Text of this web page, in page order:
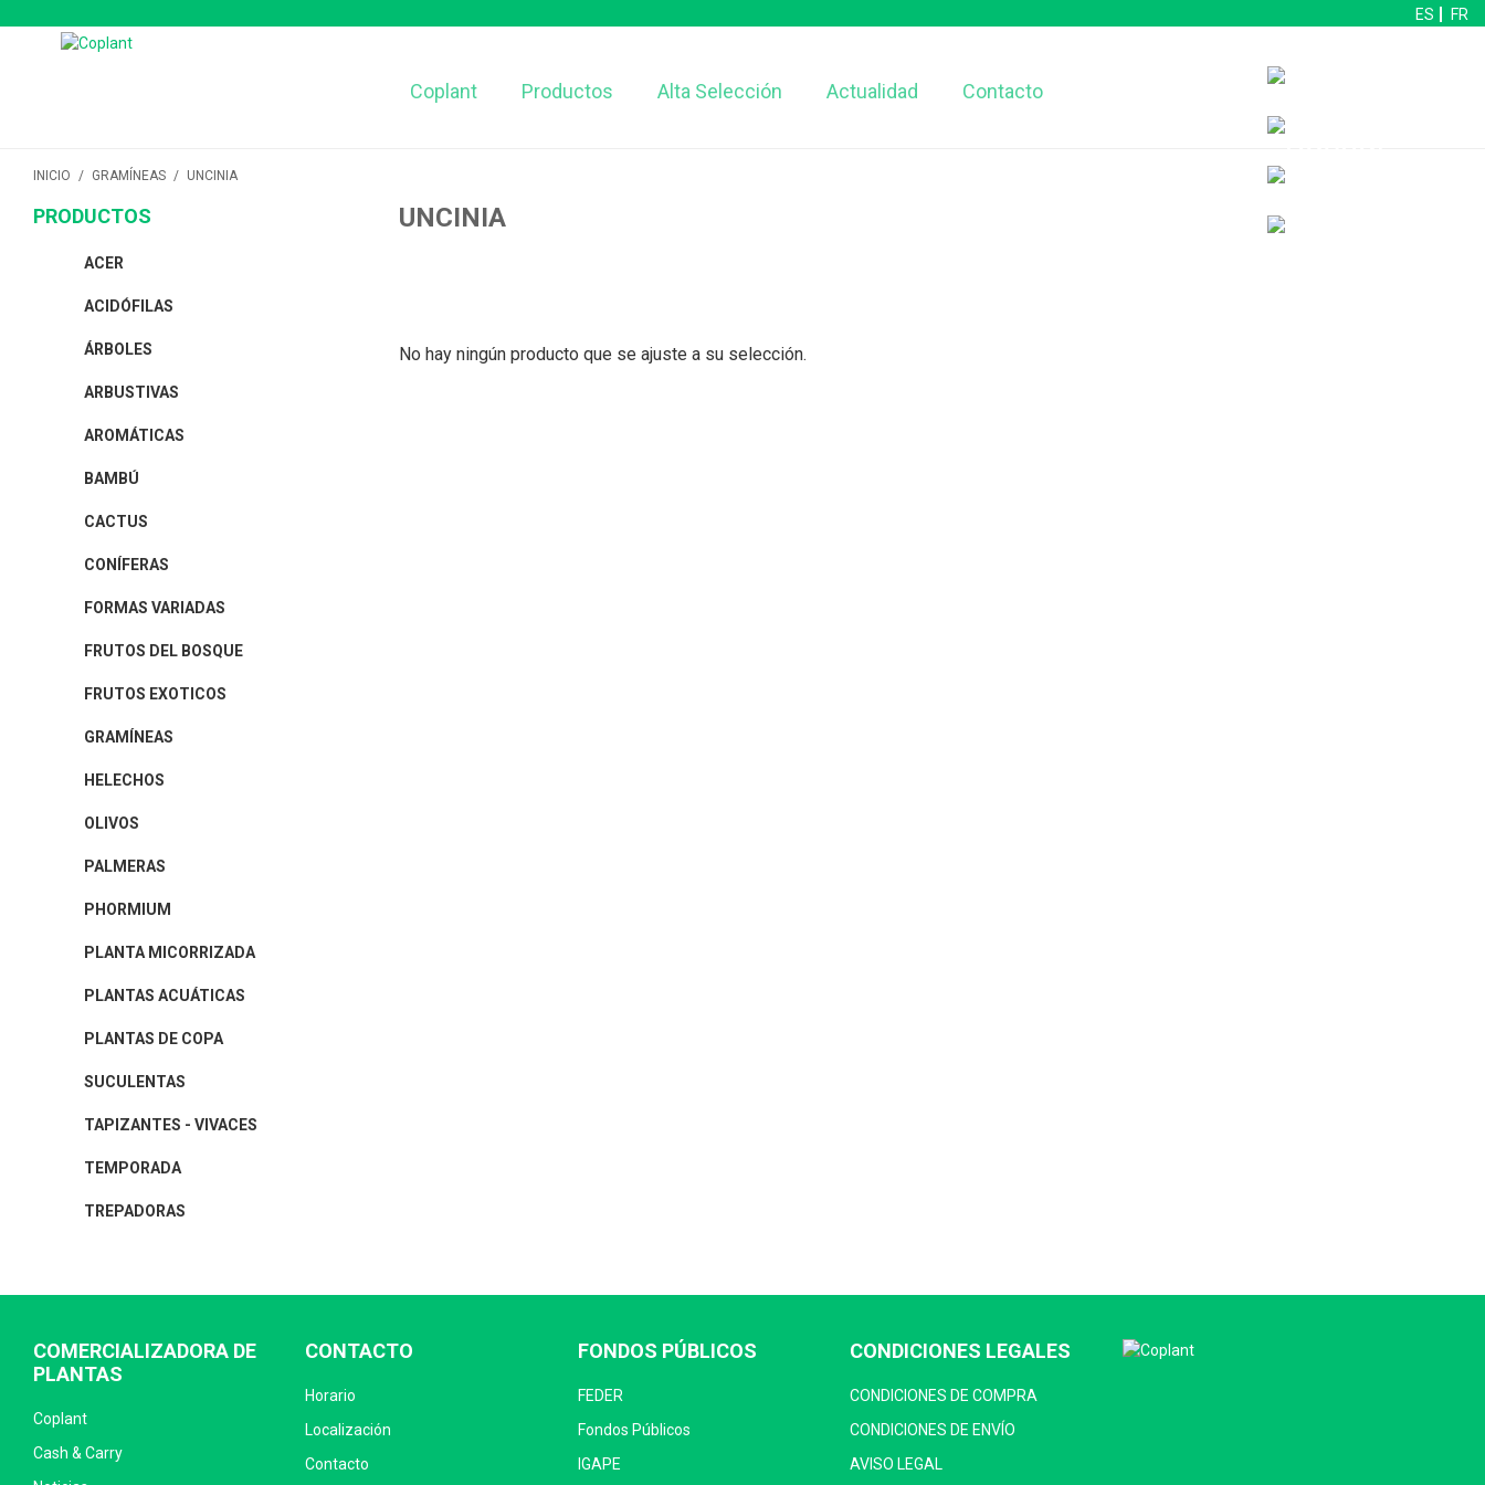
ES FR
Coplant Productos Alta Selección Actualidad Contacto
INICIO / GRAMÍNEAS / UNCINIA
UNCINIA
No hay ningún producto que se ajuste a su selección.
PRODUCTOS
ACER
ACIDÓFILAS
ÁRBOLES
ARBUSTIVAS
AROMÁTICAS
BAMBÚ
CACTUS
CONÍFERAS
FORMAS VARIADAS
FRUTOS DEL BOSQUE
FRUTOS EXOTICOS
GRAMÍNEAS
HELECHOS
OLIVOS
PALMERAS
PHORMIUM
PLANTA MICORRIZADA
PLANTAS ACUÁTICAS
PLANTAS DE COPA
SUCULENTAS
TAPIZANTES - VIVACES
TEMPORADA
TREPADORAS
COMERCIALIZADORA DE
PLANTAS
Coplant
Cash & Carry
CONTACTO
Horario
Localización
Contacto
FONDOS PÚBLICOS
FEDER
Fondos Públicos
IGAPE
CONDICIONES LEGALES
CONDICIONES DE COMPRA
CONDICIONES DE ENVÍO
AVISO LEGAL